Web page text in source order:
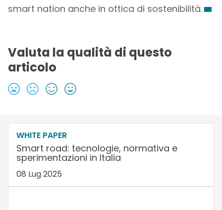
smart nation anche in ottica di sostenibilità.
Valuta la qualità di questo
articolo
WHITE PAPER
Smart road: tecnologie, normativa e
sperimentazioni in Italia
08 Lug 2025